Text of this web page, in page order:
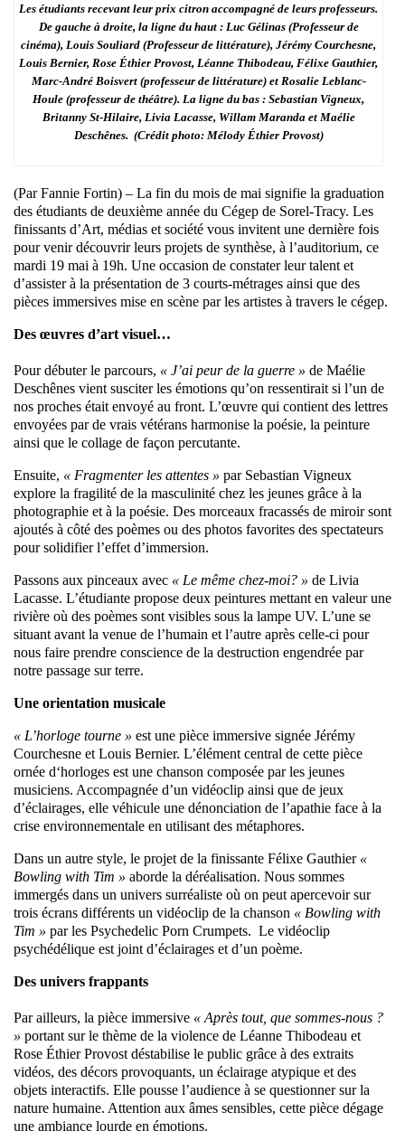
Les étudiants recevant leur prix citron accompagné de leurs professeurs.
De gauche à droite, la ligne du haut : Luc Gélinas (Professeur de
cinéma), Louis Souliard (Professeur de littérature), Jérémy Courchesne,
Louis Bernier, Rose Éthier Provost, Léanne Thibodeau, Félixe Gauthier,
Marc-André Boisvert (professeur de littérature) et Rosalie Leblanc-
Houle (professeur de théâtre). La ligne du bas : Sebastian Vigneux,
Britanny St-Hilaire, Livia Lacasse, Willam Maranda et Maélie
Deschênes. (Crédit photo: Mélody Éthier Provost)
(Par Fannie Fortin) – La fin du mois de mai signifie la graduation
des étudiants de deuxième année du Cégep de Sorel-Tracy. Les
finissants d’Art, médias et société vous invitent une dernière fois
pour venir découvrir leurs projets de synthèse, à l’auditorium, ce
mardi 19 mai à 19h. Une occasion de constater leur talent et
d’assister à la présentation de 3 courts-métrages ainsi que des
pièces immersives mise en scène par les artistes à travers le cégep.
Des œuvres d’art visuel…
Pour débuter le parcours, « J’ai peur de la guerre » de Maélie
Deschênes vient susciter les émotions qu’on ressentirait si l’un de
nos proches était envoyé au front. L’œuvre qui contient des lettres
envoyées par de vrais vétérans harmonise la poésie, la peinture
ainsi que le collage de façon percutante.
Ensuite, « Fragmenter les attentes » par Sebastian Vigneux
explore la fragilité de la masculinité chez les jeunes grâce à la
photographie et à la poésie. Des morceaux fracassés de miroir sont
ajoutés à côté des poèmes ou des photos favorites des spectateurs
pour solidifier l’effet d’immersion.
Passons aux pinceaux avec « Le même chez-moi? » de Livia
Lacasse. L’étudiante propose deux peintures mettant en valeur une
rivière où des poèmes sont visibles sous la lampe UV. L’une se
situant avant la venue de l’humain et l’autre après celle-ci pour
nous faire prendre conscience de la destruction engendrée par
notre passage sur terre.
Une orientation musicale
« L’horloge tourne » est une pièce immersive signée Jérémy
Courchesne et Louis Bernier. L’élément central de cette pièce
ornée d‘horloges est une chanson composée par les jeunes
musiciens. Accompagnée d’un vidéoclip ainsi que de jeux
d’éclairages, elle véhicule une dénonciation de l’apathie face à la
crise environnementale en utilisant des métaphores.
Dans un autre style, le projet de la finissante Félixe Gauthier «
Bowling with Tim » aborde la déréalisation. Nous sommes
immergés dans un univers surréaliste où on peut apercevoir sur
trois écrans différents un vidéoclip de la chanson « Bowling with
Tim » par les Psychedelic Porn Crumpets. Le vidéoclip
psychédélique est joint d’éclairages et d’un poème.
Des univers frappants
Par ailleurs, la pièce immersive « Après tout, que sommes-nous ?
» portant sur le thème de la violence de Léanne Thibodeau et
Rose Éthier Provost déstabilise le public grâce à des extraits
vidéos, des décors provoquants, un éclairage atypique et des
objets interactifs. Elle pousse l’audience à se questionner sur la
nature humaine. Attention aux âmes sensibles, cette pièce dégage
une ambiance lourde en émotions.